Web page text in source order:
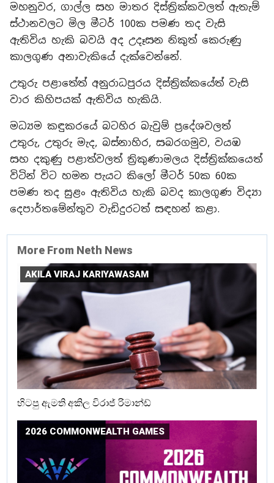
මහනුවර, ගාල්ල සහ මාතර දිස්ත්‍රික්කවලත් ඇතැම්
ස්ථානවලට මිල මීටර් 100ක පමණ තද වැසි
ඇතිවිය හැකි බවයි අද උදෑසන නිකුත් කෙරුණු
කාලගුණ අනාවැකියේ දැක්වෙන්නේ.
උතුරු පළාතේත් අනුරාධපුරය දිස්ත්‍රික්කයේත් වැසි
වාර කිහිපයක් ඇතිවිය හැකියි.
මධ්‍යම කඳුකරයේ බටහිර බැවුම් ප්‍රදේශවලත්
උතුරු, උතුරු මැද, බස්නාහිර, සබරගමුව, වයඹ
සහ දකුණු පළාත්වලත් ත්‍රිකුණාමලය දිස්ත්‍රික්කයෙත්
විටින් විට හමන පැයට කිලෝ මීටර් 50ක 60ක
පමණ තද සුළං ඇතිවිය හැකි බවද කාලගුණ විද්‍යා
දෙපාර්තමේන්තුව වැඩිදුරටත් සඳහන් කළා.
More From Neth News
AKILA VIRAJ KARIYAWASAM
හිටපු ඇමති අකිල විරාජ් රිමාන්ඩ්
2026 COMMONWEALTH GAMES